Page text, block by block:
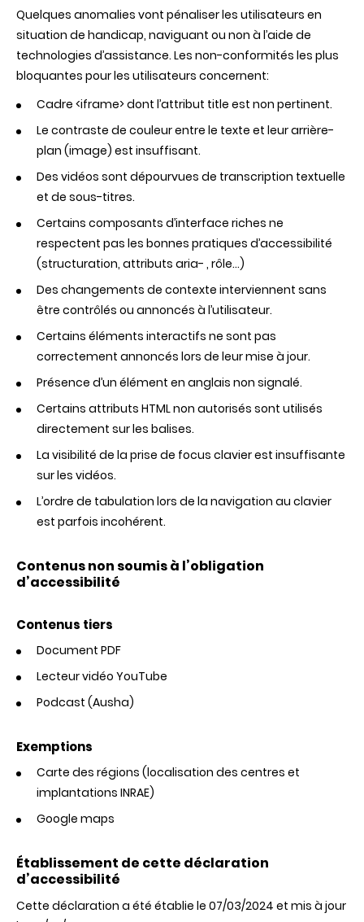
Quelques anomalies vont pénaliser les utilisateurs en
situation de handicap, naviguant ou non à l’aide de
technologies d’assistance. Les non-conformités les plus
bloquantes pour les utilisateurs concernent:
Cadre <iframe> dont l’attribut title est non pertinent.
Le contraste de couleur entre le texte et leur arrière-
plan (image) est insuffisant.
Des vidéos sont dépourvues de transcription textuelle
et de sous-titres.
Certains composants d’interface riches ne
respectent pas les bonnes pratiques d’accessibilité
(structuration, attributs aria- , rôle...)
Des changements de contexte interviennent sans
être contrôlés ou annoncés à l’utilisateur.
Certains éléments interactifs ne sont pas
correctement annoncés lors de leur mise à jour.
Présence d’un élément en anglais non signalé.
Certains attributs HTML non autorisés sont utilisés
directement sur les balises.
La visibilité de la prise de focus clavier est insuffisante
sur les vidéos.
L’ordre de tabulation lors de la navigation au clavier
est parfois incohérent.
Contenus non soumis à l’obligation
d’accessibilité
Contenus tiers
Document PDF
Lecteur vidéo YouTube
Podcast (Ausha)
Exemptions
Carte des régions (localisation des centres et
implantations INRAE)
Google maps
Établissement de cette déclaration
d’accessibilité
Cette déclaration a été établie le 07/03/2024 et mis à jour